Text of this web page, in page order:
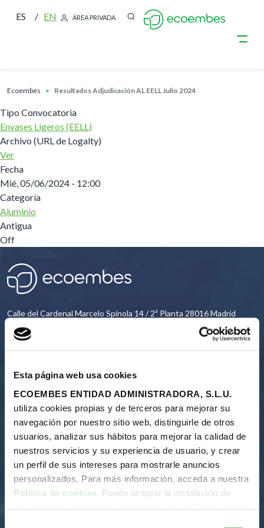
Esta página web usa cookies
ECOEMBES ENTIDAD ADMINISTRADORA, S.L.U.
utiliza cookies propias y de terceros para mejorar su
navegación por nuestro sitio web, distinguirle de otros
usuarios, analizar sus hábitos para mejorar la calidad de
nuestros servicios y su experiencia de usuario, y crear
un perfil de sus intereses para mostrarle anuncios
personalizados. Para más información, acceda a nuestra
Política de cookies. Puede aceptar la instalación de
Pasar al contenido principal
ES EN ÁREA PRIVADA
sobrescribir enlaces de ayuda a la
ecoembes Resultados Adjudicación AL EELL Julio 2024
Tipo Convocatoria
Envases Ligeros (EELL)
Archivo (URL de Logalty)
Ver
Fecha
Mié, 05/06/2024 - 12:00
Categoría
Aluminio
Antigua
Off
Calle del Cardenal Marcelo Spínola 14 / 2ª Planta 28016 Madrid
91 567 24 03
CONTACTO
Nosotros
Nuestra razon de ser
Quiénes somos
Informes anuales